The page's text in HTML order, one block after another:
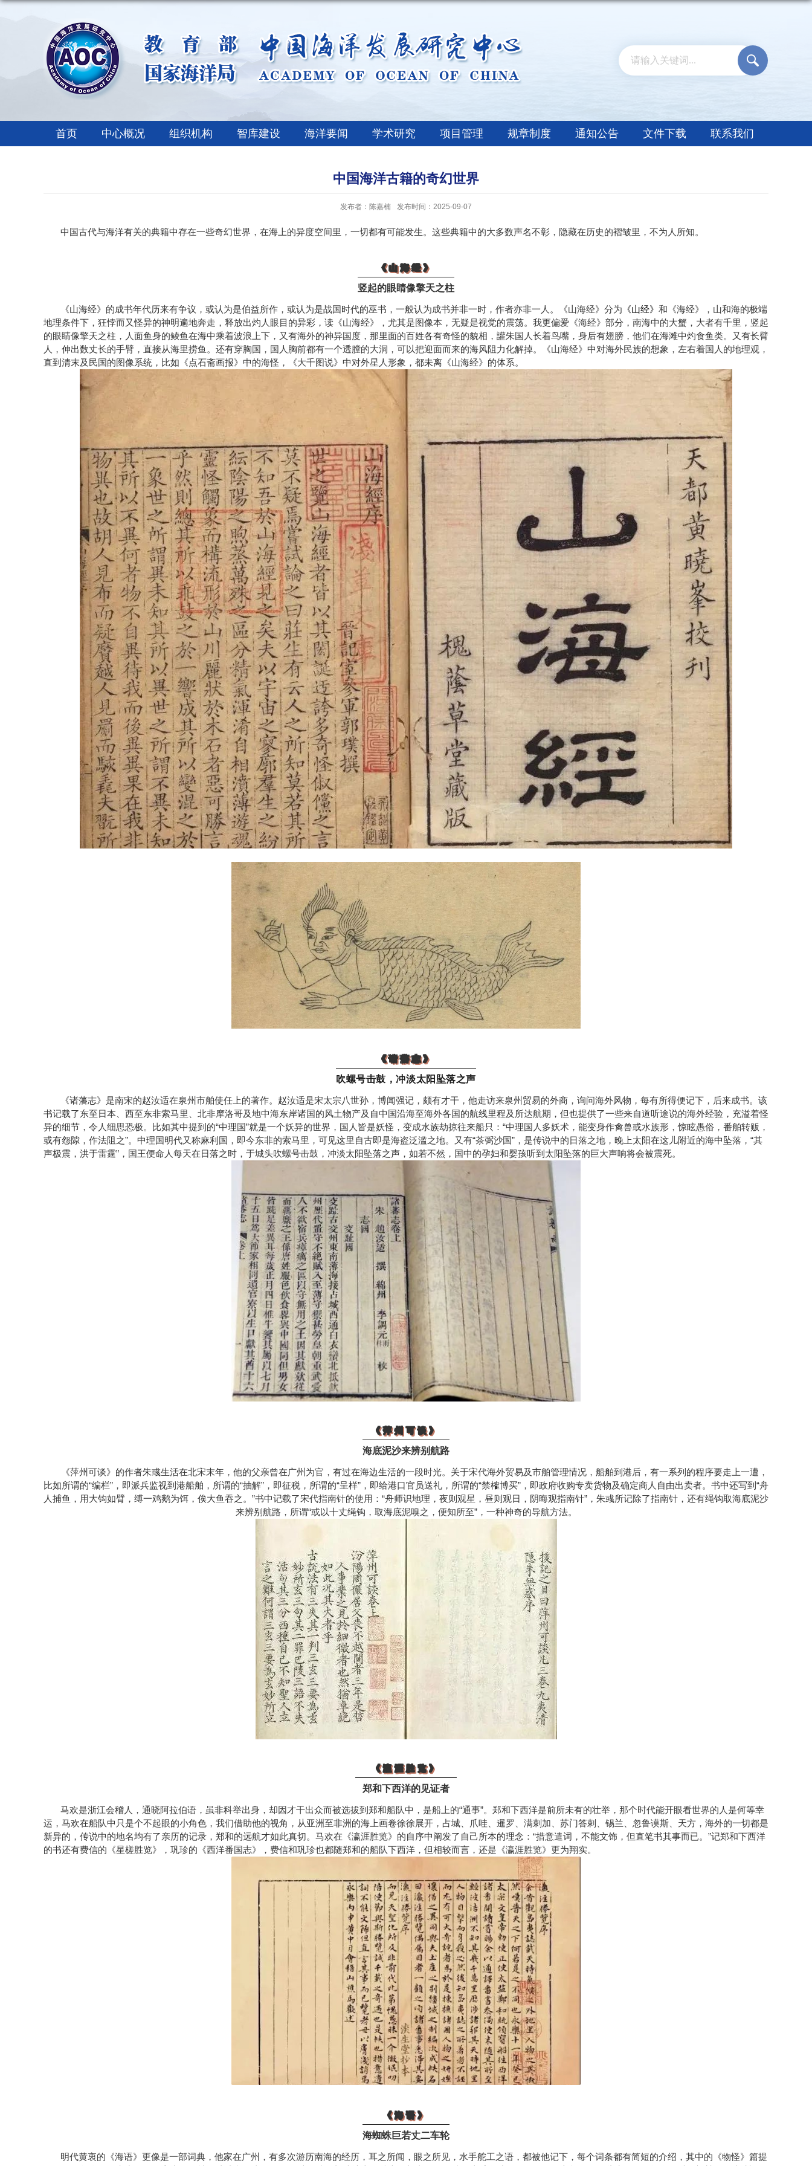
首页 中心概况 组织机构 智库建设 海洋要闻 学术研究 项目管理 规章制度 通知公告 文件下载 联系我们
中国海洋古籍的奇幻世界
发布者：陈嘉楠 发布时间：2025-09-07
中国古代与海洋有关的典籍中存在一些奇幻世界，在海上的异度空间里，一切都有可能发生。这些典籍中的大多数声名不彰，隐藏在历史的褶皱里，不为人所知。
《山海经》
竖起的眼睛像擎天之柱
《山海经》的成书年代历来有争议，或认为是伯益所作，或认为是战国时代的巫书，一般认为成书并非一时，作者亦非一人。《山海经》分为 《山经》 和《海经》，山和海的极端
地理条件下，狂悖而又怪异的神明遍地奔走，释放出灼人眼目的异彩，读《山海经》，尤其是图像本，无疑是视觉的震荡。我更偏爱《海经》部分，南海中的大蟹，大者有千里，竖起
的眼睛像擎天之柱，人面鱼身的鲮鱼在海中乘着波浪上下，又有海外的神异国度，那里面的百姓各有奇怪的貌相，讙朱国人长着鸟嘴，身后有翅膀，他们在海滩中灼食鱼类。又有长臂
人，伸出数丈长的手臂，直接从海里捞鱼。还有穿胸国，国人胸前都有一个透膛的大洞，可以把迎面而来的海风阻力化解掉。《山海经》中对海外民族的想象，左右着国人的地理观，
直到清末及民国的图像系统，比如《点石斋画报》中的海怪，《大千图说》中对外星人形象，都未离《山海经》的体系。
《诸藩志》
吹螺号击鼓，冲淡太阳坠落之声
《诸藩志》是南宋的赵汝适在泉州市舶使任上的著作。赵汝适是宋太宗八世孙，博闻强记，颇有才干，他走访来泉州贸易的外商，询问海外风物，每有所得便记下，后来成书。该
书记载了东至日本、西至东非索马里、北非摩洛哥及地中海东岸诸国的风土物产及自中国沿海至海外各国的航线里程及所达航期，但也提供了一些来自道听途说的海外经验，充溢着怪
异的细节，令人细思恐极。比如其中提到的“中理国”就是一个妖异的世界，国人皆是妖怪，变成水族劫掠往来船只：“中理国人多妖术，能变身作禽兽或水族形，惊眩愚俗，番舶转贩，
或有怨隙，作法阻之”。中理国明代又称麻利国，即今东非的索马里，可见这里自古即是海盗泛滥之地。又有“茶弼沙国”，是传说中的日落之地，晚上太阳在这儿附近的海中坠落，“其
声极震，洪于雷霆”，国王便命人每天在日落之时，于城头吹螺号击鼓，冲淡太阳坠落之声，如若不然，国中的孕妇和婴孩听到太阳坠落的巨大声响将会被震死。
《萍州可谈》
《萍州可谈》
海底泥沙来辨别航路
《萍州可谈》的作者朱彧生活在北宋末年，他的父亲曾在广州为官，有过在海边生活的一段时光。关于宋代海外贸易及市舶管理情况，船舶到港后，有一系列的程序要走上一遭，
比如所谓的“编栏”，即派兵监视到港船舶，所谓的“抽解”，即征税，所谓的“呈样”，即给港口官员送礼，所谓的“禁榷博买”，即政府收购专卖货物及确定商人自由出卖者。书中还写到“舟
人捕鱼，用大钩如臂，缚一鸡鹅为饵，俟大鱼吞之。”书中记载了宋代指南针的使用：“舟师识地理，夜则观星，昼则观日，阴晦观指南针”，朱彧所记除了指南针，还有绳钩取海底泥沙
来辨别航路，所谓“或以十丈绳钩，取海底泥嗅之，便知所至”，一种神奇的导航方法。
《瀛涯胜览》
《瀛涯胜览》《瀛涯胜览》
郑和下西洋的见证者
马欢是浙江会稽人，通晓阿拉伯语，虽非科举出身，却因才干出众而被选拔到郑和船队中，是船上的“通事”。郑和下西洋是前所未有的壮举，那个时代能开眼看世界的人是何等幸
运，马欢在船队中只是个不起眼的小角色，我们借助他的视角，从亚洲至非洲的海上画卷徐徐展开，占城、爪哇、暹罗、满刺加、苏门答剌、锡兰、忽鲁谟斯、天方，海外的一切都是
新异的，传说中的地名均有了亲历的记录，郑和的远航才如此真切。马欢在《瀛涯胜览》的自序中阐发了自己所本的理念：“措意遣词，不能文饰，但直笔书其事而已。”记郑和下西洋
的书还有费信的《星槎胜览》，巩珍的《西洋番国志》，费信和巩珍也都随郑和的船队下西洋，但相较而言，还是《瀛涯胜览》更为翔实。
《海语》
海蜘蛛巨若丈二车轮
明代黄衷的《海语》更像是一部词典，他家在广州，有多次游历南海的经历，耳之所闻，眼之所见，水手舵工之语，都被他记下，每个词条都有简短的介绍，其中的《物怪》篇提